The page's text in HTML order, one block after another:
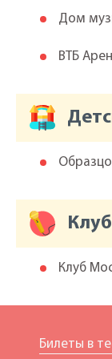
Дом
ВТБ
Клуб
Билеты в